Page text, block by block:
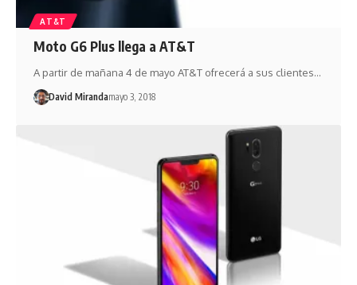
AT&T
Moto G6 Plus llega a AT&T
A partir de mañana 4 de mayo AT&T ofrecerá a sus clientes…
David Mirandamayo 3, 2018